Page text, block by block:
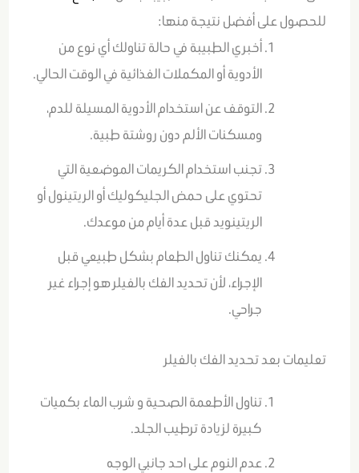
للحصول على أفضل نتيجة منها:
أخبري الطبيبة في حالة تناولك أي نوع من
الأدوية أو المكملات الغذائية في الوقت الحالي.
التوقف عن استخدام الأدوية المسيلة للدم،
ومسكنات الألم دون روشتة طبية.
تجنب استخدام الكريمات الموضعية التي
تحتوي على حمض الجليكوليك أو الريتينول أو
الريتينويد قبل عدة أيام من موعدك.
يمكنك تناول الطعام بشكل طبيعي قبل
الإجراء، لأن تحديد الفك بالفيلر هو إجراء غير
جراحي.
تعليمات بعد تحديد الفك بالفيلر
تناول الأطعمة الصحية و شرب الماء بكميات
كبيرة لزيادة ترطيب الجلد.
عدم النوم على احد جانبي الوجه